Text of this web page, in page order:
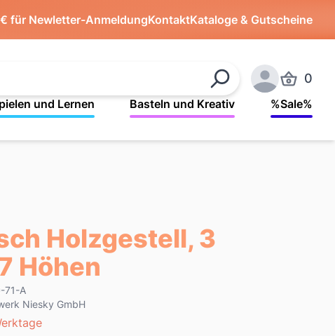
für Newletter-AnmeldungKontaktKataloge & Gutscheine
Suchen
Anmelden
Produkte
0
und Lernen Basteln und Kreativ %Sale%
Holzgestell, 3
Höhen
71-A
Niesky GmbH